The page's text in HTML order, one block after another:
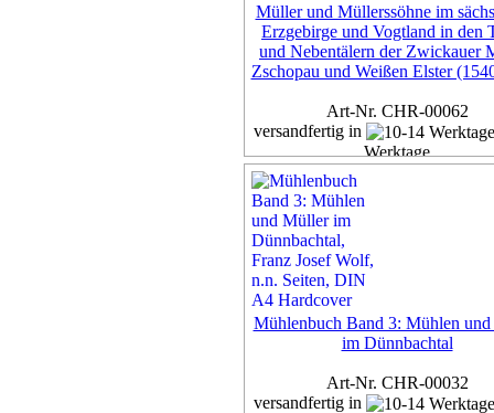
Müller und Müllerssöhne im
Erzgebirge und Vogtland in den
und Nebentälern der Zwickauer
Zschopau und Weißen Elster
Art-Nr. CHR-00062
versandfertig in
Werktage
Exemplar
inkl. 7% MwSt,
Mühlenbuch Band 3: Mühlen
im Dünnbachtal
Art-Nr. CHR-00032
versandfertig in